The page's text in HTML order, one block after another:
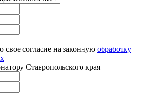
своё согласие на законную обработку
Ставропольского края